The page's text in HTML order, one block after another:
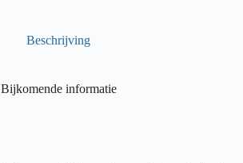
Beschrijving
Bijkomende informatie